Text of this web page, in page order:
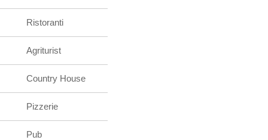
Ristoranti
Agriturist
Country House
Pizzerie
Pub